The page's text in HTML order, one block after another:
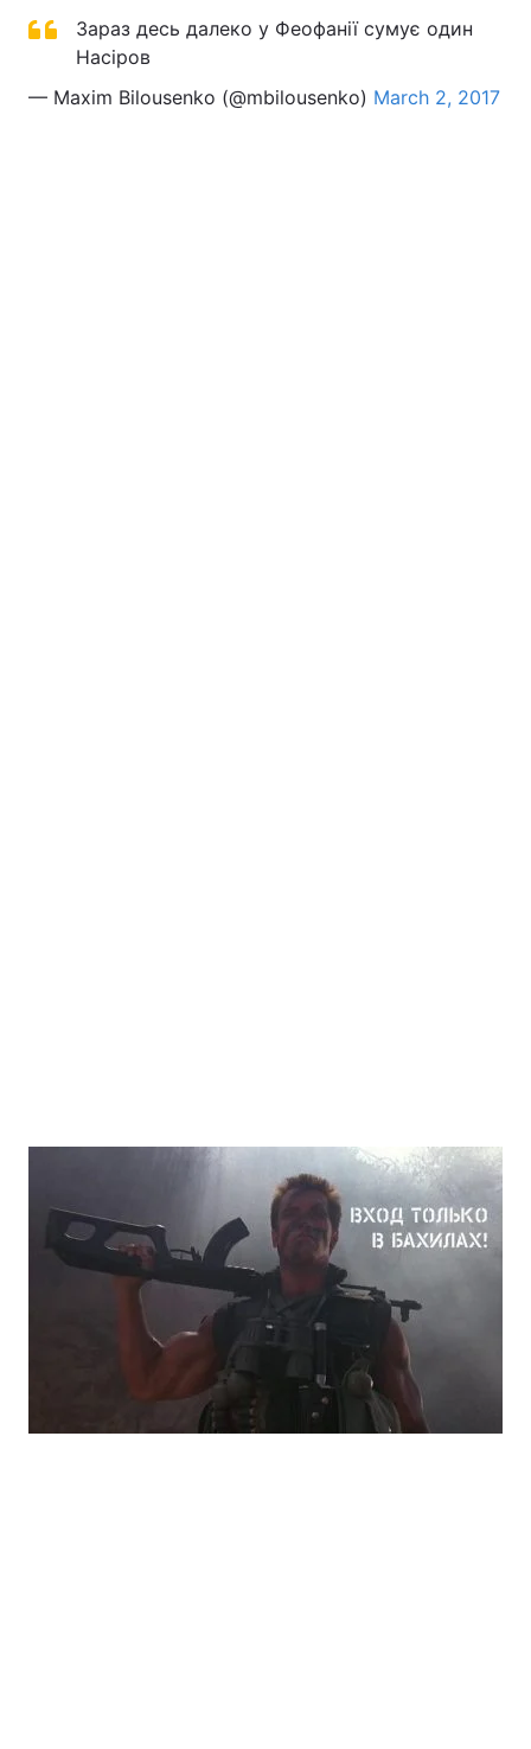
Зараз десь далеко у Феофанії сумує один
Насіров
— Maxim Bilousenko (@mbilousenko) March 2, 2017